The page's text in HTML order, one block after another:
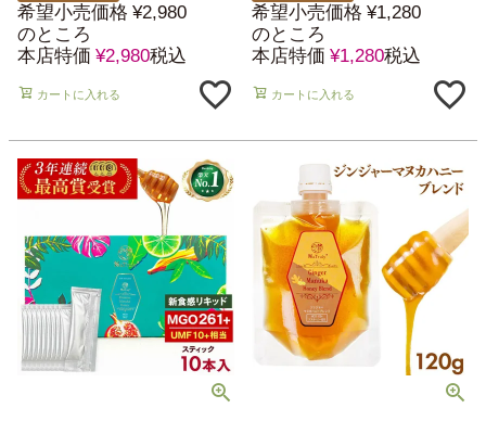
希望小売価格 ¥2,980
のところ
本店特価 ¥2,980税込
カートに入れる
希望小売価格 ¥1,280
のところ
本店特価 ¥1,280税込
カートに入れる